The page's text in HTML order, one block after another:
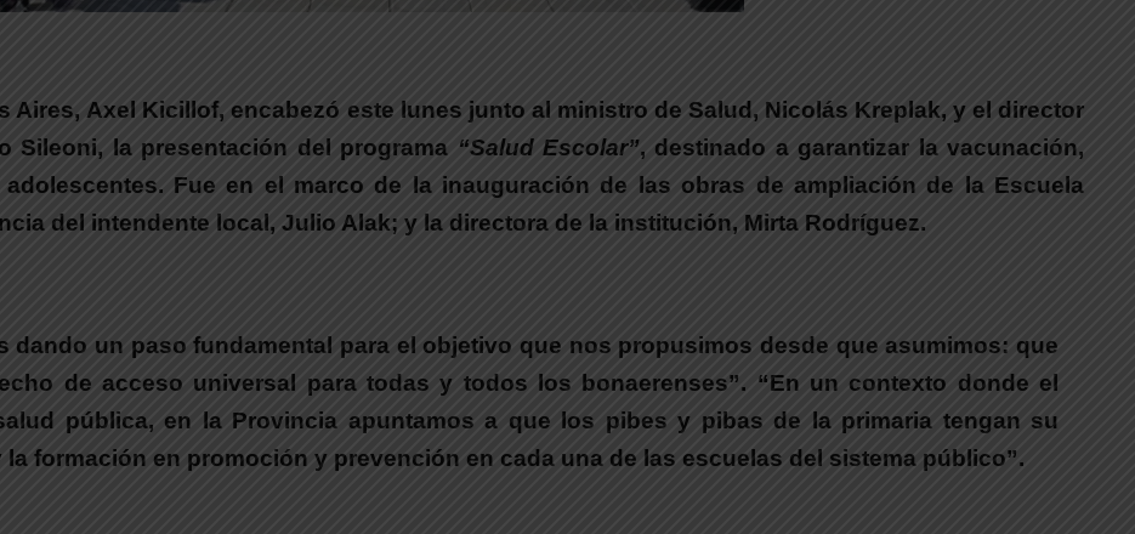
Aires, Axel Kicillof, encabezó este lunes junto al ministro de Salud, Nicolás Kreplak, y el director
Sileoni, la presentación del programa “Salud Escolar”, destinado a garantizar la vacunación,
Fue en el marco de la inauguración de las obras de ampliación de la Escuela
del intendente local, Julio Alak; y la directora de la institución, Mirta Rodríguez.
dando un paso fundamental para el objetivo que nos propusimos desde que asumimos: que
de acceso universal para todas y todos los bonaerenses”. “En un contexto donde el
pública, en la Provincia apuntamos a que los pibes y pibas de la primaria tengan su
formación en promoción y prevención en cada una de las escuelas del sistema público”.